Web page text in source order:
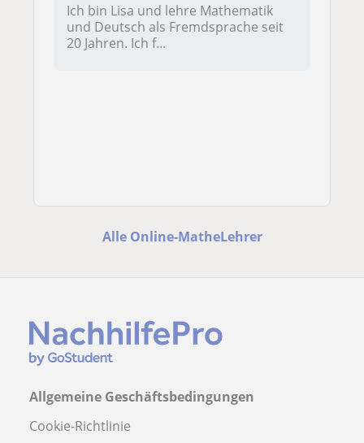
Ich bin Lisa und lehre Mathematik
und Deutsch als Fremdsprache seit
20 Jahren. Ich f...
Alle Online-MatheLehrer
Allgemeine Geschäftsbedingungen
Cookie-Richtlinie